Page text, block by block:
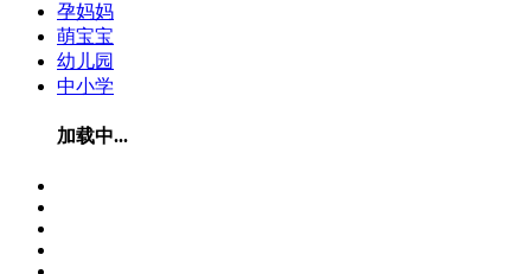
孕妈妈
萌宝宝
幼儿园
中小学
加载中...